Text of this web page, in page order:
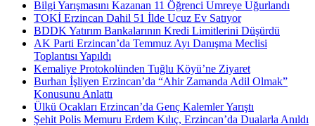
Bilgi Yarışmasını Kazanan 11 Öğrenci Umreye Uğurlandı
TOKİ Erzincan Dahil 51 İlde Ucuz Ev Satıyor
BDDK Yatırım Bankalarının Kredi Limitlerini Düşürdü
AK Parti Erzincan’da Temmuz Ayı Danışma Meclisi
Toplantısı Yapıldı
Kemaliye Protokolünden Tuğlu Köyü’ne Ziyaret
Burhan İşliyen Erzincan’da “Ahir Zamanda Adil Olmak”
Konusunu Anlattı
Ülkü Ocakları Erzincan’da Genç Kalemler Yarıştı
Şehit Polis Memuru Erdem Kılıç, Erzincan’da Dualarla Anıldı